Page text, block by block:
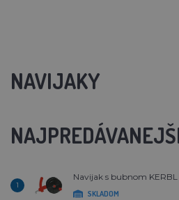
NAVIJAKY
1
Navijak s bubnom KERBL
SKLADOM